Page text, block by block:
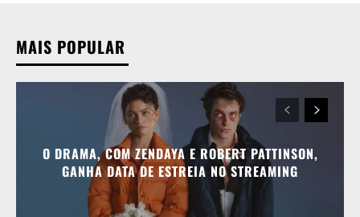
MAIS POPULAR
O DRAMA, COM ZENDAYA E ROBERT PATTINSON,
GANHA DATA DE ESTREIA NO STREAMING